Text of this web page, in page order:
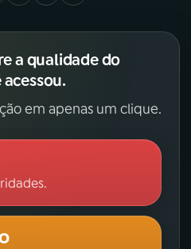
a qualidade do
em apenas um clique.